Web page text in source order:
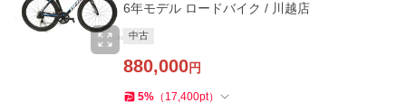
6年モデル ロードバイク / 川越店
中古
880,000円
5% （ 17,400pt）